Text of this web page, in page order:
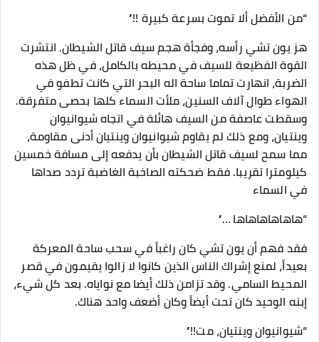
“من الأفضل ألا تموت بسرعة كبيرة !!”
هز يون تشي رأسه، وفجأة هجم سيف قاتل الشيطان. انتشرت
القوة الفظيعة للسيف في محيطه بالكامل، في ظل هذه
الضربة، انهارت تماما ساحة اله البحر التي كانت تطفو في
الهواء طوال آلاف السنين، ملأت السماء كلها بحصى متفرقة.
وسقطت عاصفة من السيف هائلة في اتجاه شيوانيوان
وينتيان، ومع ذلك لم يقاوم شيوانيوان وينتيان أدنى مقاومة،
مما سمح لسيف قاتل الشيطان بأن يدفعه إلى مسافة خمسين
كيلومترا تقريبا. فقط ضحكته الصاخبة الغاضبة تردد صداها
في السماء
“هاهاهاهاهاها …”
فقد فهم أن يون تشي كان راغباً في سحب ساحة المعركة
بعيداً، لمنع إشراك الناس الذين كانوا لا زالوا يقيمون في قصر
المحيط السامي. وقد تزامن ذلك أيضا مع نواياه. بعد كل شيء،
إبنه الوحيد كان تحت أيضاً وكان أضعف واحد هناك.
“شيوانيوان وينتيان، مت!!”